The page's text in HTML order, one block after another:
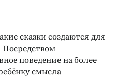
сказки создаются для
Посредством
поведение на более
смысла